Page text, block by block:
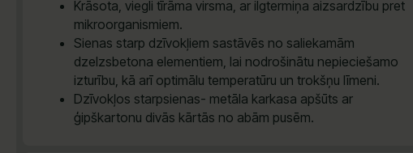
Krāsota, viegli tīrāma virsma, ar ilgtermiņa aizsardzību pret
mikroorganismiem.
Sienas starp dzīvokļiem sastāvēs no saliekamām
dzelzsbetona elementiem, lai nodrošinātu nepieciešamo
izturību, kā arī optimālu temperatūru un trokšņu līmeni.
Dzīvokļos starpsienas- metāla karkasa apšūts ar
ģipškartonu divās kārtās no abām pusēm.